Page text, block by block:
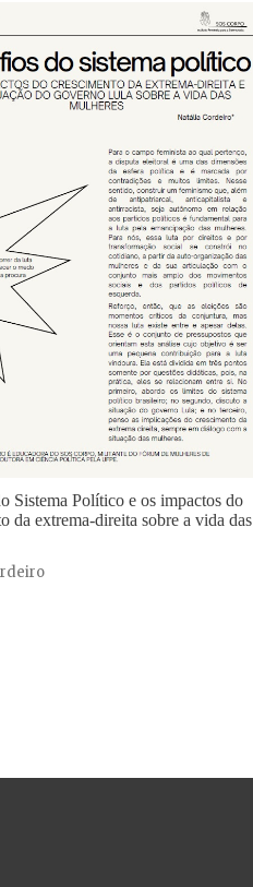
Sistema Político e os impactos do
da extrema-direita sobre a vida das